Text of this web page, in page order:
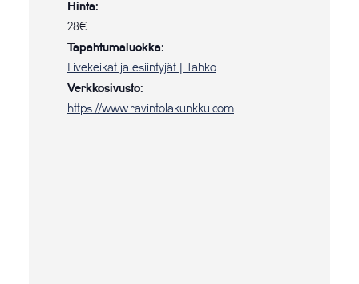
Hinta:
28€
Tapahtumaluokka:
Livekeikat ja esiintyjät | Tahko
Verkkosivusto:
https://www.ravintolakunkku.com